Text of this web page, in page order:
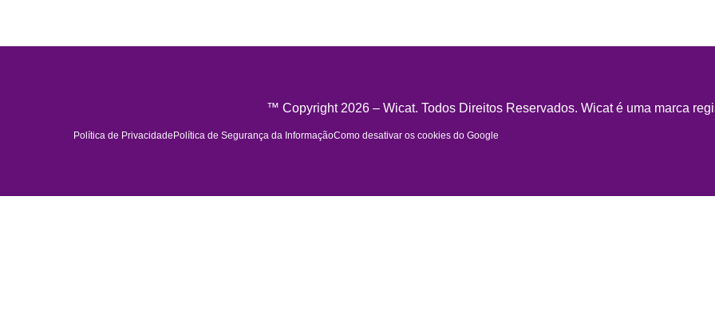
™ Copyright 2026 – Wicat. Todos Direitos Reservados. Wicat é uma marca
Política de PrivacidadePolítica de Segurança da InformaçãoComo desativar os cookies do Google